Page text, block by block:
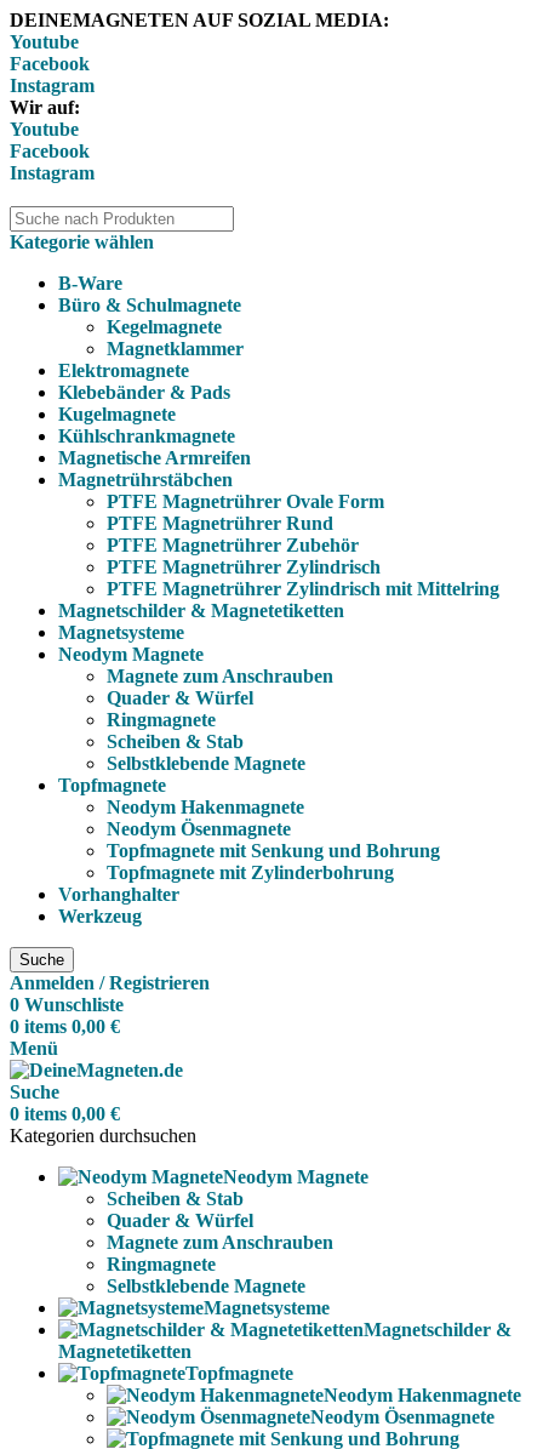
DEINEMAGNETEN AUF SOZIAL MEDIA:
Youtube
Facebook
Instagram
Wir auf:
Youtube
Facebook
Instagram
Kategorie wählen
B-Ware
Büro & Schulmagnete
Kegelmagnete
Magnetklammer
Elektromagnete
Klebebänder & Pads
Kugelmagnete
Kühlschrankmagnete
Magnetische Armreifen
Magnetrührstäbchen
PTFE Magnetrührer Ovale Form
PTFE Magnetrührer Rund
PTFE Magnetrührer Zubehör
PTFE Magnetrührer Zylindrisch
PTFE Magnetrührer Zylindrisch mit Mittelring
Magnetschilder & Magnetetiketten
Magnetsysteme
Neodym Magnete
Magnete zum Anschrauben
Quader & Würfel
Ringmagnete
Scheiben & Stab
Selbstklebende Magnete
Topfmagnete
Neodym Hakenmagnete
Neodym Ösenmagnete
Topfmagnete mit Senkung und Bohrung
Topfmagnete mit Zylinderbohrung
Vorhanghalter
Werkzeug
Suche
Anmelden / Registrieren
0 Wunschliste
0 items 0,00 €
Menü
Suche
0 items 0,00 €
Kategorien durchsuchen
Neodym Magnete
Scheiben & Stab
Quader & Würfel
Magnete zum Anschrauben
Ringmagnete
Selbstklebende Magnete
Magnetsysteme
Magnetschilder &
Magnetetiketten
Topfmagnete
Neodym Hakenmagnete
Neodym Ösenmagnete